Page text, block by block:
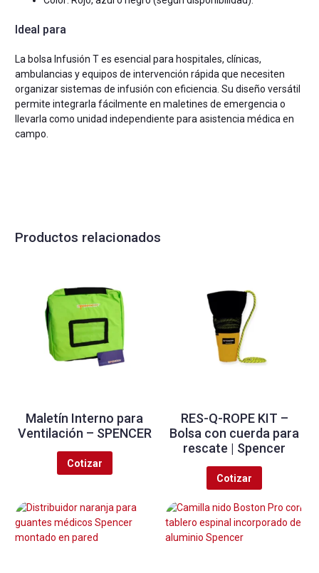
Ideal para
La bolsa Infusión T es esencial para hospitales, clínicas,
ambulancias y equipos de intervención rápida que necesiten
organizar sistemas de infusión con eficiencia. Su diseño versátil
permite integrarla fácilmente en maletines de emergencia o
llevarla como unidad independiente para asistencia médica en
campo.
Productos relacionados
Maletín Interno para
Ventilación – SPENCER
Cotizar
RES-Q-ROPE KIT –
Bolsa con cuerda para
rescate | Spencer
Cotizar